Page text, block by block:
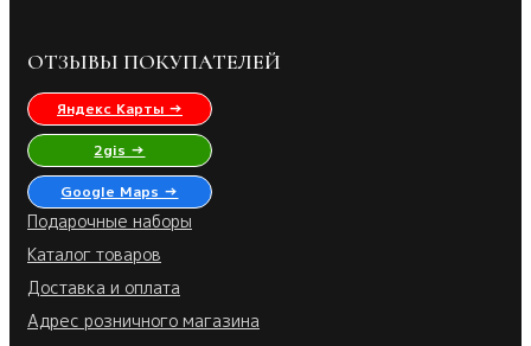
ОТЗЫВЫ ПОКУПАТЕЛЕЙ
Яндекс Карты →
2gis →
Google Maps →
Подарочные наборы
Каталог товаров
Доставка и оплата
Адрес розничного магазина